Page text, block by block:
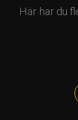
Här har du